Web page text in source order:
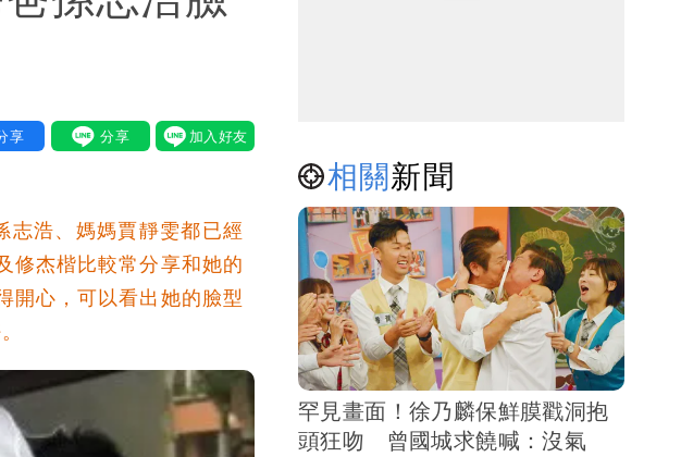
遷 Summer火大（壹蘋
志浩、媽媽賈靜雯都已經
修杰楷比較常分享和她的
開心，可以看出她的臉型
相關新聞
罕見畫面！徐乃麟保鮮膜戳洞抱
頭狂吻 曾國城求饒喊：沒氣